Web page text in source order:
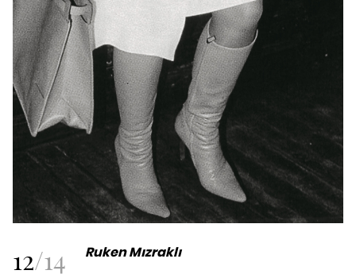
12/14 Ruken Mızraklı